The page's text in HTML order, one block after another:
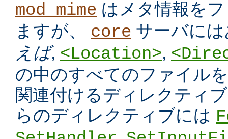
mod_mime はメタ情報を
ますが、 core サーバに
えば, <Location>,
の中のすべてのファイル
関連付けるディレクティ
らのディレクティブには